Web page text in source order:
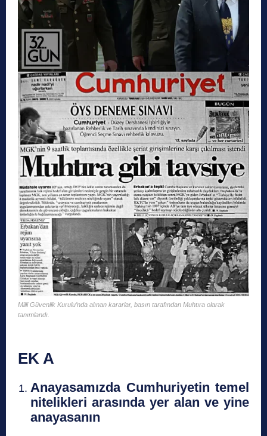
Milli Güvenlik Kurulu’nda alınan kararlar, basın tarafından Muhtıra olarak
tanımlandı.
EK A
Anayasamızda Cumhuriyetin temel
nitelikleri arasında yer alan ve yine
anayasanın